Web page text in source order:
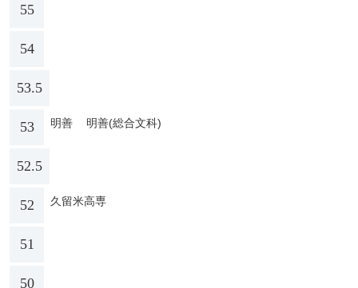
55
54
53.5
53 明善 明善(総合文科)
52.5
52 久留米高専
51
50